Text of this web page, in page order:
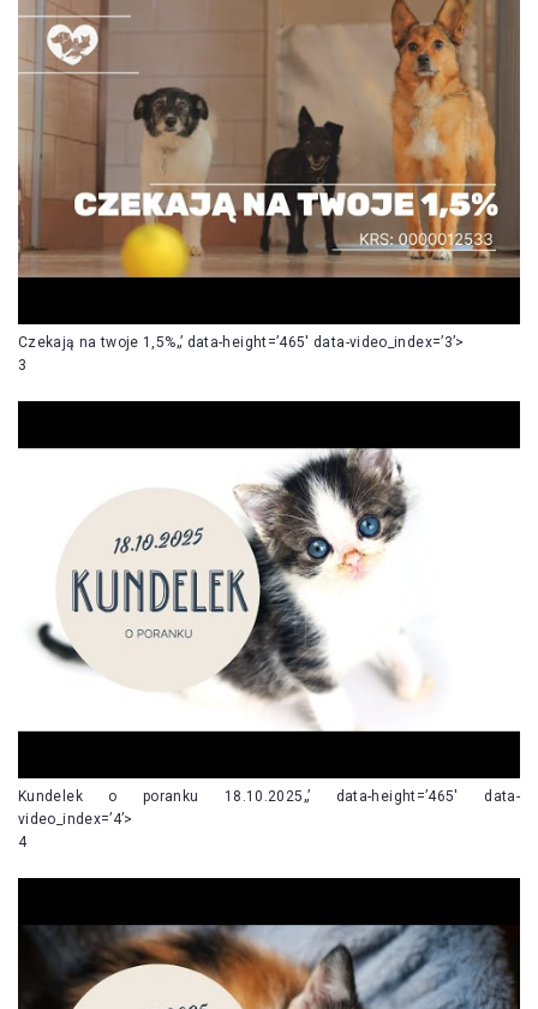
Czekają na twoje 1,5%„’ data-height=’465′ data-video_index=’3’>
3
Kundelek o poranku 18.10.2025„’ data-height=’465′ data-
video_index=’4’>
4